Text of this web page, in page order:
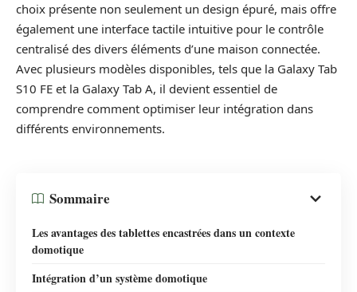
choix présente non seulement un design épuré, mais offre
également une interface tactile intuitive pour le contrôle
centralisé des divers éléments d’une maison connectée.
Avec plusieurs modèles disponibles, tels que la Galaxy Tab
S10 FE et la Galaxy Tab A, il devient essentiel de
comprendre comment optimiser leur intégration dans
différents environnements.
Sommaire
Les avantages des tablettes encastrées dans un contexte
domotique
Intégration d’un système domotique